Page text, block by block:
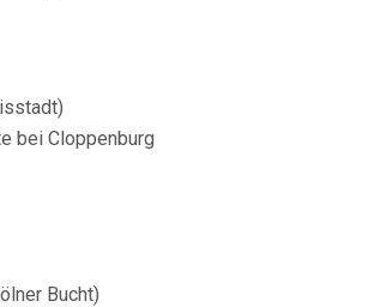
bei Cloppenburg
Bucht)